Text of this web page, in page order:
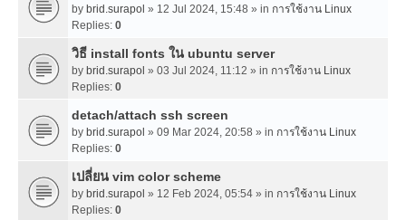
by brid.surapol » 12 Jul 2024, 15:48 » in การใช้งาน Linux
Replies: 0
วิธี install fonts ใน ubuntu server
by brid.surapol » 03 Jul 2024, 11:12 » in การใช้งาน Linux
Replies: 0
detach/attach ssh screen
by brid.surapol » 09 Mar 2024, 20:58 » in การใช้งาน Linux
Replies: 0
เปลี่ยน vim color scheme
by brid.surapol » 12 Feb 2024, 05:54 » in การใช้งาน Linux
Replies: 0